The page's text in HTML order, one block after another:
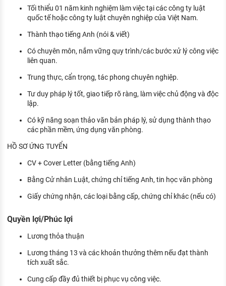
Tối thiểu 01 năm kinh nghiệm làm việc tại các công ty luật
quốc tế hoặc công ty luật chuyên nghiệp của Việt Nam.
Thành thạo tiếng Anh (nói & viết)
Có chuyên môn, nắm vững quy trình/các bước xử lý công việc
liên quan.
Trung thực, cẩn trọng, tác phong chuyên nghiệp.
Tư duy pháp lý tốt, giao tiếp rõ ràng, làm việc chủ động và độc
lập.
Có kỹ năng soạn thảo văn bản pháp lý, sử dụng thành thạo
các phần mềm, ứng dụng văn phòng.
HỒ SƠ ỨNG TUYỂN
CV + Cover Letter (bằng tiếng Anh)
Bằng Cử nhân Luật, chứng chỉ tiếng Anh, tin học văn phòng
Giấy chứng nhận, các loại bằng cấp, chứng chỉ khác (nếu có)
Quyền lợi/Phúc lợi
Lương thỏa thuận
Lương tháng 13 và các khoản thưởng thêm nếu đạt thành
tích xuất sắc.
Cung cấp đầy đủ thiết bị phục vụ công việc.